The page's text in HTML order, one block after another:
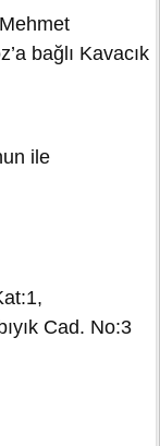
bağlı Kavacık
ile
Cad. No:3